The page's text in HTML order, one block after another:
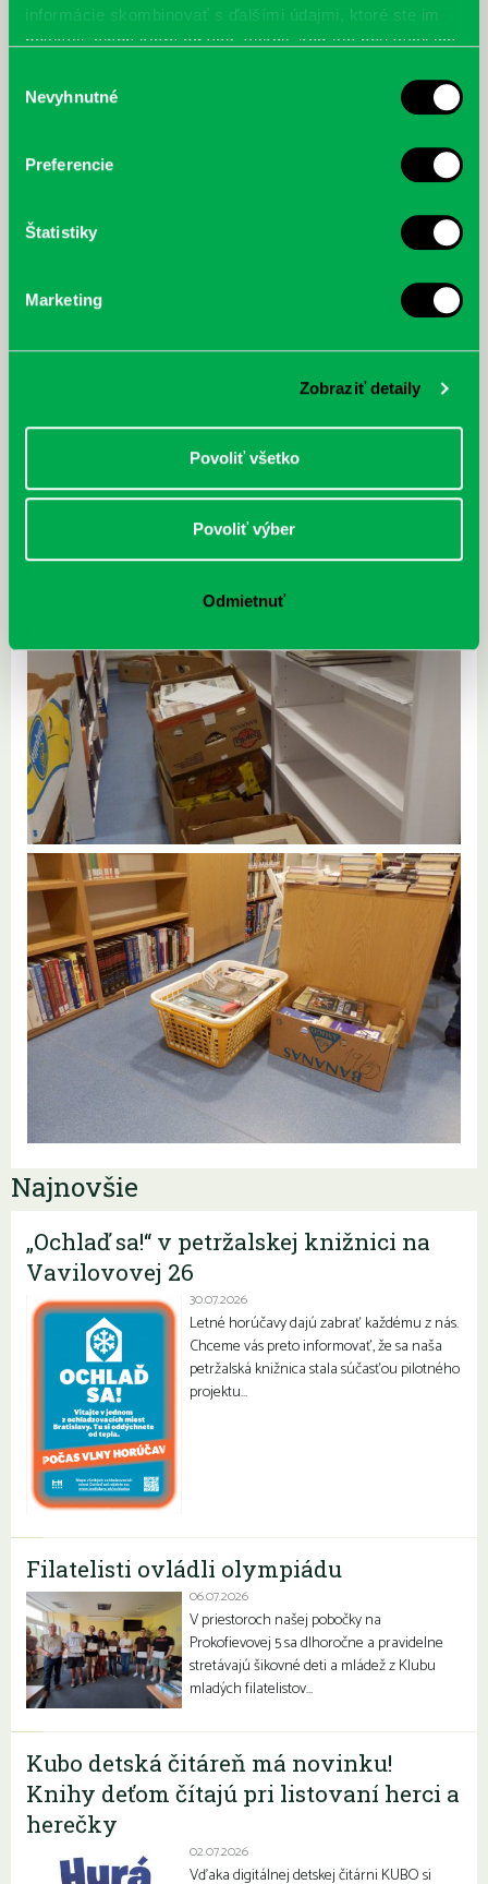
informácie skombinovať s ďalšími údajmi, ktoré ste im
poskytli, alebo ktoré od vás získali, keď ste používali ich
súhlasu
Nevyhnutné
Preferencie
Štatistiky
Marketing
Zobraziť detaily
Povoliť všetko
Povoliť výber
Odmietnuť
Najnovšie
„Ochlaď sa!“ v petržalskej knižnici na
Vavilovovej 26
30.07.2026
Letné horúčavy dajú zabrať každému z nás.
Chceme vás preto informovať, že sa naša
petržalská knižnica stala súčasťou pilotného
projektu…
Filatelisti ovládli olympiádu
06.07.2026
V priestoroch našej pobočky na
Prokofievovej 5 sa dlhoročne a pravidelne
stretávajú šikovné deti a mládež z Klubu
mladých filatelistov…
Kubo detská čitáreň má novinku!
Knihy deťom čítajú pri listovaní herci a
herečky
02.07.2026
Vďaka digitálnej detskej čitárni KUBO si